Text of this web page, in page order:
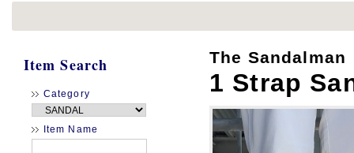
Item Search
Category
Item Name
The Sandalman
1 Strap